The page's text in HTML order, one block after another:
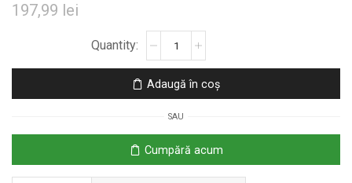
197,99 lei
Drenanta
pentru
Solului
Adaugă în coș
SAU
Cumpără acum